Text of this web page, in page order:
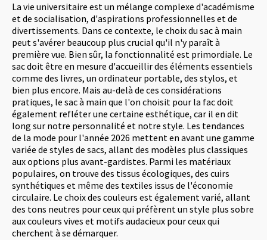
La vie universitaire est un mélange complexe d'académisme
et de socialisation, d'aspirations professionnelles et de
divertissements. Dans ce contexte, le choix du sac à main
peut s'avérer beaucoup plus crucial qu'il n'y paraît à
première vue. Bien sûr, la fonctionnalité est primordiale. Le
sac doit être en mesure d'accueillir des éléments essentiels
comme des livres, un ordinateur portable, des stylos, et
bien plus encore. Mais au-delà de ces considérations
pratiques, le sac à main que l'on choisit pour la fac doit
également refléter une certaine esthétique, car il en dit
long sur notre personnalité et notre style. Les tendances
de la mode pour l'année 2026 mettent en avant une gamme
variée de styles de sacs, allant des modèles plus classiques
aux options plus avant-gardistes. Parmi les matériaux
populaires, on trouve des tissus écologiques, des cuirs
synthétiques et même des textiles issus de l'économie
circulaire. Le choix des couleurs est également varié, allant
des tons neutres pour ceux qui préfèrent un style plus sobre
aux couleurs vives et motifs audacieux pour ceux qui
cherchent à se démarquer.